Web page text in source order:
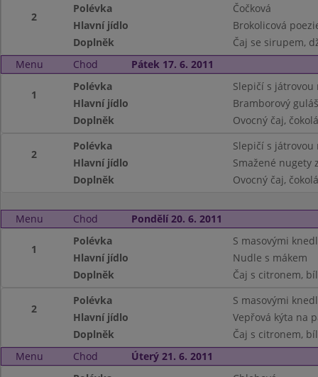
2
Polévka
Čočková
Hlavní jídlo
Brokolicová
Doplněk
Čaj se sirupem,
Menu
Chod Pátek 17. 6. 2011
1
Polévka
Slepičí s játrovou
Hlavní jídlo
Bramborový
Doplněk
Ovocný čaj,
2
Polévka
Slepičí s játrovou
Hlavní jídlo
Smažené nugety
Doplněk
Ovocný čaj,
Menu Chod Pondělí 20. 6. 2011
1
Polévka
S masovými
Hlavní jídlo
Nudle s mákem
Doplněk
Čaj s citronem,
2
Polévka
S masovými
Hlavní jídlo
Vepřová kýta na
Doplněk
Čaj s citronem,
Menu
Chod
Úterý 21. 6. 2011